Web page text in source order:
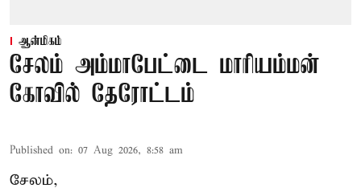
ஆன்மிகம்
சேலம் அம்மாபேட்டை மாரியம்மன்
கோவில் தேரோட்டம்
Published on: 07 Aug 2026, 8:58 am
சேலம்,